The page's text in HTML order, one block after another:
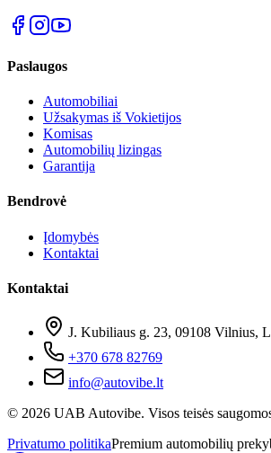
Paslaugos
Automobiliai
Užsakymas iš Vokietijos
Komisas
Automobilių lizingas
Garantija
Bendrovė
Įdomybės
Kontaktai
Kontaktai
J. Kubiliaus g. 23, 09108 Vilnius,
+370 678 82769
info@autovibe.lt
© 2026 UAB Autovibe. Visos teisės
Privatumo politikaPremium automobilių